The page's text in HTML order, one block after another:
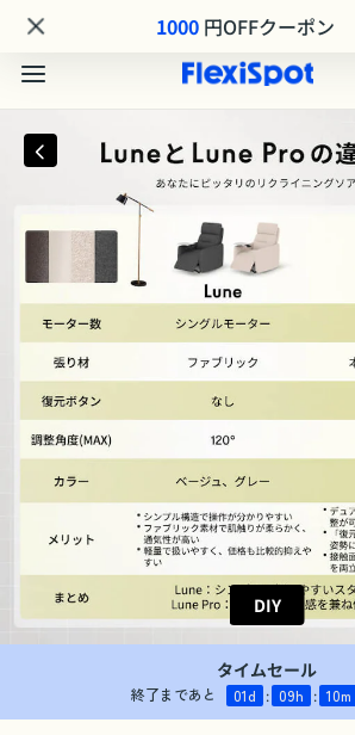
MA8シリーズ MAKUAKE先行発売｜最大25%OFF
DIY
タイムセール
終了まであと 01d : 09h : 10m
1000 円OFFクーポン